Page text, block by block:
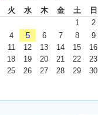
火 水 木 金 土 日
« 7
月
1
2
4 5 6 7 8
9
11 12 13 14 15
16
18 19 20 21 22
23
25 26 27 28 29
30